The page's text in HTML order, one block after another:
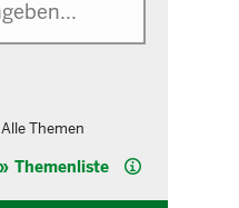
Alle Themen
Themenliste Hilfe